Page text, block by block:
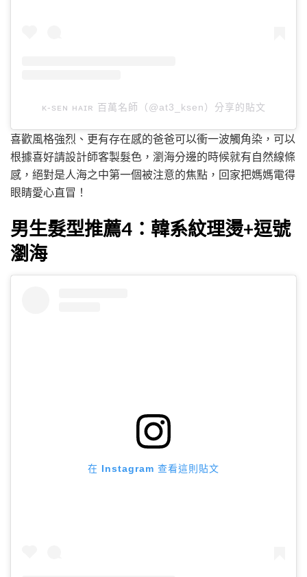
ᴋ-sᴇɴ ʜᴀɪʀ 百萬名師（@at3_ksen）分享的貼文
喜歡風格強烈、更有存在感的爸爸可以衝一波觸角染，可以
根據喜好請設計師客製髮色，瀏海分邊的時候就有自然線條
感，絕對是人海之中第一個被注意的焦點，回家把媽媽電得
眼睛愛心直冒！
男生髮型推薦4：韓系紋理燙+逗號
瀏海
在 Instagram 查看這則貼文